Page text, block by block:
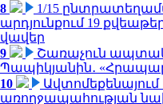
8
1/15
արդյունքում 19
վավեր
9
Շառաչուն
Պապիկյանին․
10
Ավտոմեքենայում
առողջապահության